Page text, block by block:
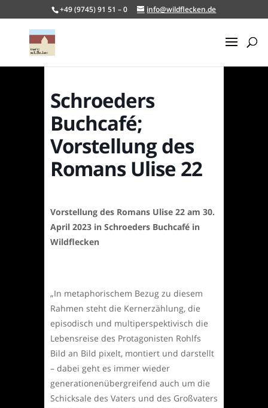
+49 (9745) 91 51 – 0 info@wildflecken.de
Schroeders
Buchcafé;
Vorstellung des
Romans Ulise 22
Vorstellung des Romans Ulise 22 am 30.
April 2023 in Schroeders Buchcafé in
Wildflecken
„In metaphorischem Bezug zu diesem
Rahmen steht die Kernerzählung, die
episodisch und multiperspektivisch die
Lebensreise des Protagonisten Rohlfs
Bild an Bild pixelt, montiert und darstellt
– dabei geht es immer wieder
generationenübergreifend auch um die
Schicksale des Vaters und des Großvaters